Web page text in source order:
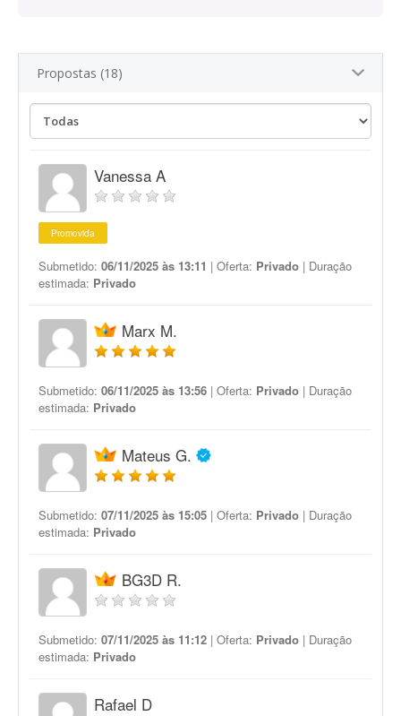
Propostas (18)
Vanessa A
Promovida
Submetido: 06/11/2025 às 13:11 | Oferta: Privado | Duração
estimada: Privado
Marx M.
Submetido: 06/11/2025 às 13:56 | Oferta: Privado | Duração
estimada: Privado
Mateus G.
Submetido: 07/11/2025 às 15:05 | Oferta: Privado | Duração
estimada: Privado
BG3D R.
Submetido: 07/11/2025 às 11:12 | Oferta: Privado | Duração
estimada: Privado
Rafael D